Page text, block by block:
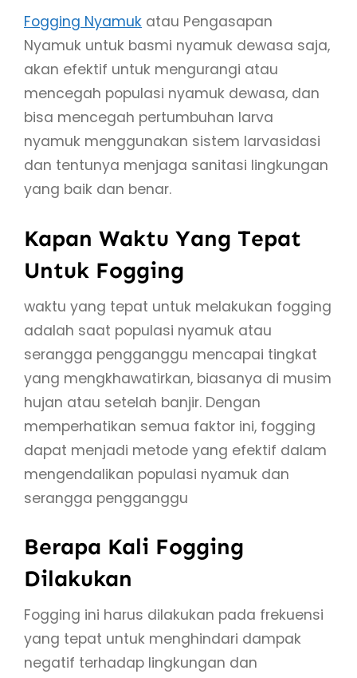
Fogging Nyamuk atau Pengasapan
Nyamuk untuk basmi nyamuk dewasa saja,
akan efektif untuk mengurangi atau
mencegah populasi nyamuk dewasa, dan
bisa mencegah pertumbuhan larva
nyamuk menggunakan sistem larvasidasi
dan tentunya menjaga sanitasi lingkungan
yang baik dan benar.
Kapan Waktu Yang Tepat
Untuk Fogging
waktu yang tepat untuk melakukan fogging
adalah saat populasi nyamuk atau
serangga pengganggu mencapai tingkat
yang mengkhawatirkan, biasanya di musim
hujan atau setelah banjir. Dengan
memperhatikan semua faktor ini, fogging
dapat menjadi metode yang efektif dalam
mengendalikan populasi nyamuk dan
serangga pengganggu
Berapa Kali Fogging
Dilakukan
Fogging ini harus dilakukan pada frekuensi
yang tepat untuk menghindari dampak
negatif terhadap lingkungan dan